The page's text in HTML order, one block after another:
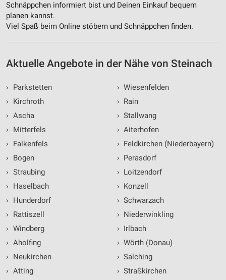
Schnäppchen informiert bist und Deinen Einkauf bequem
planen kannst.
Viel Spaß beim Online stöbern und Schnäppchen finden.
Aktuelle Angebote in der Nähe von Steinach
›
Parkstetten
›
Kirchroth
› Ascha
›
Mitterfels
›
Falkenfels
›
Bogen
› Straubing
›
Haselbach
›
Hunderdorf
›
Rattiszell
› Windberg
› Aholfing
›
Neukirchen
› Atting
› Wiesenfelden
› Rain
› Stallwang
› Aiterhofen
› Feldkirchen (Niederbayern)
› Perasdorf
› Loitzendorf
› Konzell
› Schwarzach
› Niederwinkling
› Irlbach
› Wörth (Donau)
› Salching
› Straßkirchen